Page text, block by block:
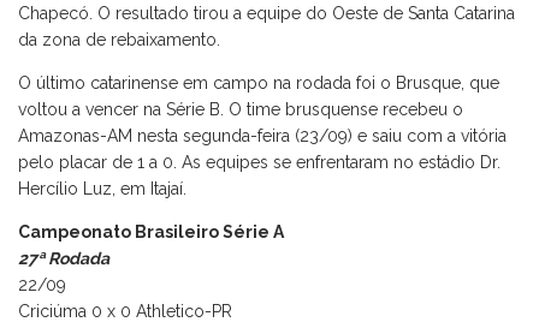
Chapecó. O resultado tirou a equipe do Oeste de Santa Catarina
da zona de rebaixamento.
O último catarinense em campo na rodada foi o Brusque, que
voltou a vencer na Série B. O time brusquense recebeu o
Amazonas-AM nesta segunda-feira (23/09) e saiu com a vitória
pelo placar de 1 a 0. As equipes se enfrentaram no estádio Dr.
Hercílio Luz, em Itajaí.
Campeonato Brasileiro Série A
27ª Rodada
22/09
Criciúma 0 x 0 Athletico-PR